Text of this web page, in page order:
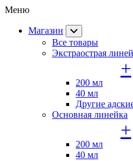
Меню
Магазин
Все товары
Экстраострая
+
200 мл
40 мл
Другие
Основная линейка
+
200 мл
40 мл